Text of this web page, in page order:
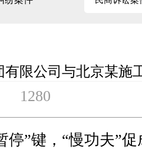
有限公司与北京某施
1280
停”键，“慢功夫”